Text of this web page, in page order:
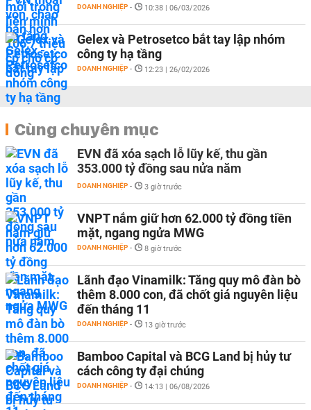
DOANH NGHIỆP - 10:38 | 06/03/2026
Gelex và Petrosetco bắt tay lập nhóm
công ty hạ tầng
DOANH NGHIỆP - 12:23 | 26/02/2026
Cùng chuyên mục
EVN đã xóa sạch lỗ lũy kế, thu gần
353.000 tỷ đồng sau nửa năm
DOANH NGHIỆP - 3 giờ trước
VNPT nắm giữ hơn 62.000 tỷ đồng tiền
mặt, ngang ngửa MWG
DOANH NGHIỆP - 8 giờ trước
Lãnh đạo Vinamilk: Tăng quy mô đàn bò
thêm 8.000 con, đã chốt giá nguyên liệu
đến tháng 11
DOANH NGHIỆP - 13 giờ trước
Bamboo Capital và BCG Land bị hủy tư
cách công ty đại chúng
DOANH NGHIỆP - 14:13 | 06/08/2026